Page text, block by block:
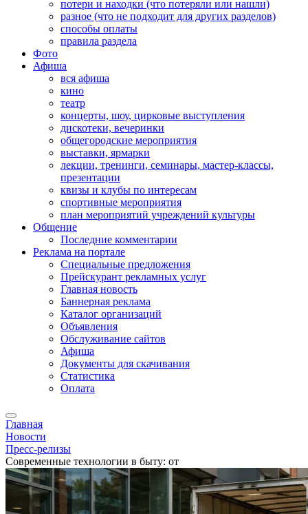
потери и находки (что потеряли или нашли)
разное (что не подходит для других разделов)
способы оплаты
правила раздела
Фото
Афиша
вся афиша
кино
театр
концерты, шоу, цирковые выступления
дискотеки, вечеринки
общегородские мероприятия
выставки, ярмарки
лекции, тренинги, семинары, мастер-классы,
презентации
квизы и клубы по интересам
спортивные мероприятия
план мероприятий учреждений культуры
Общение
Последние комментарии
Реклама на портале
Специальные предложения
Прейскурант рекламных услуг
Главная новость
Баннерная реклама
Каталог организаций
Объявления
Обслуживание сайтов
Афиша
Документы для скачивания
Статистика
Оплата
Главная
Новости
Пресс-релизы
Современные технологии в быту: от